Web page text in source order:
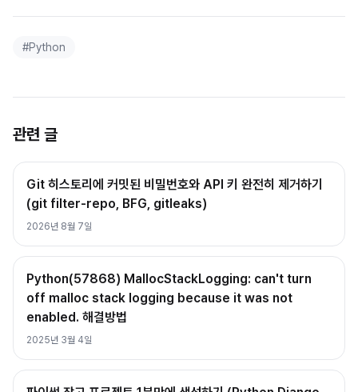
#Python
관련 글
Git 히스토리에 커밋된 비밀번호와 API 키 완전히 제거하기
(git filter-repo, BFG, gitleaks)
2026년 8월 7일
Python(57868) MallocStackLogging: can't turn
off malloc stack logging because it was not
enabled. 해결방법
2025년 3월 4일